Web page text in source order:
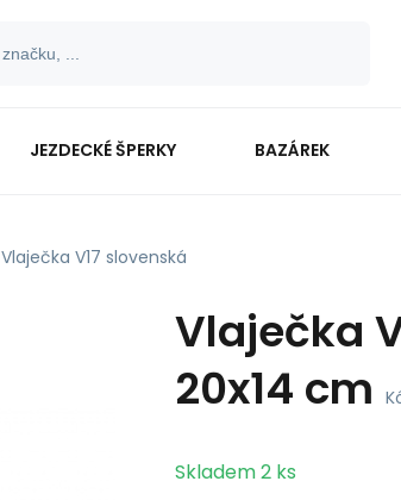
JEZDECKÉ ŠPERKY BAZÁREK
Vlaječka V17 slovenská
Vlaječka
20x14 cm
Skladem2 ks